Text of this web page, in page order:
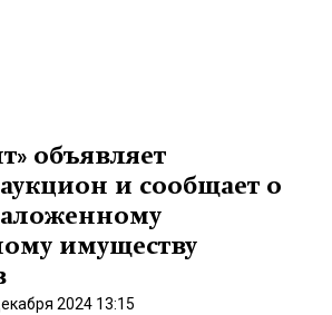
объявляет
и сообщает о
имуществу
2024 13:15